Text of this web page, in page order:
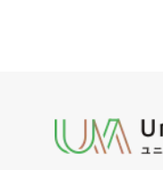
客様およびオーナ
守、管理（9）サー